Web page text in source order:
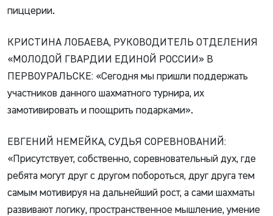
пиццерии.
КРИСТИНА ЛОБАЕВА, РУКОВОДИТЕЛЬ ОТДЕЛЕНИЯ
«МОЛОДОЙ ГВАРДИИ ЕДИНОЙ РОССИИ» В
ПЕРВОУРАЛЬСКЕ: «Сегодня мы пришли поддержать
участников данного шахматного турнира, их
замотивировать и поощрить подарками».
ЕВГЕНИЙ НЕМЕЙКА, СУДЬЯ СОРЕВНОВАНИЙ:
«Присутствует, собственно, соревновательный дух, где
ребята могут друг с другом побороться, друг друга тем
самым мотивируя на дальнейший рост, а сами шахматы
развивают логику, пространственное мышление, умение